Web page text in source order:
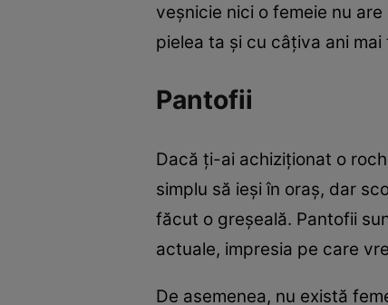
veșnicie nici o femeie nu
pielea ta și cu câțiva ani mai
Pantofii
Dacă ți-ai achiziționat o
simplu să ieși în oraș, dar
făcut o greșeală. Pantofii
actuale, impresia pe care
De asemenea, nu există